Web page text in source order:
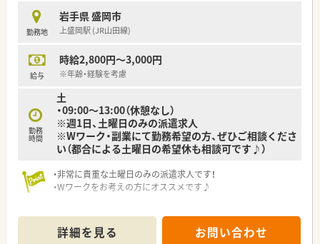
勤務地
岩手県 盛岡市
上盛岡駅 (JR山田線)
給与
時給2,800円～3,000円
※年齢・経験を考慮
勤務
時間
土
・09:00～13:00（休憩なし）
※週1日、土曜日のみの派遣求人
※Wワーク・副業にて勤務希望の方、ぜひご相談くださ
い（都合による土曜日の希望休も相談可です♪）
・非常に貴重な土曜日のみの派遣求人です！
・Wワークをお考えの方にオススメです♪
下記の要件を満たす方のみご案内が可能です。
詳細を見る お問い合わせ